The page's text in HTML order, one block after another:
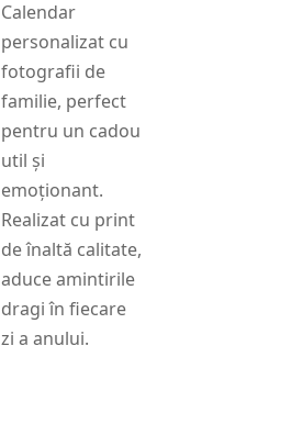
Calendar
personalizat cu
fotografii de
familie, perfect
pentru un cadou
util și
emoționant.
Realizat cu print
de înaltă calitate,
aduce amintirile
dragi în fiecare
zi a anului.